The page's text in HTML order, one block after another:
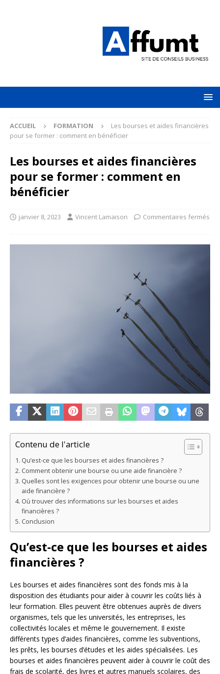
ACCUEIL FORMATION
Les bourses et aides financières
pour se former : comment en bénéficier
Les bourses et aides financières
pour se former : comment en
bénéficier
janvier 8, 2023 Vincent Lamaison Commentaires fermés
Contenu de l'article
Qu’est-ce que les bourses et aides financières ?
Comment obtenir une bourse ou une aide financière ?
Quelles sont les exigences pour obtenir une bourse ou une
aide financière ?
Où trouver des informations sur les bourses et aides
financières ?
Conclusion
Qu’est-ce que les bourses et aides
financières ?
Les bourses et aides financières sont des fonds mis à la
disposition des étudiants pour aider à couvrir les coûts liés à
leur formation. Elles peuvent être obtenues auprès de divers
organismes, tels que les universités, les entreprises, les
collectivités locales et même le gouvernement. Il existe
différents types d’aides financières, comme les subventions,
les prêts, les bourses d’études et les aides spécialisées. Les
bourses et aides financières peuvent aider à couvrir le coût des
frais de scolarité, des livres et autres manuels scolaires, des